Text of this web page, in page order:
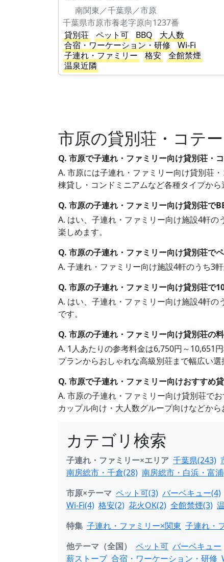
南関東／千葉県／市原
千葉県市原市養老字原向1237番
貸別荘
ペット可 BBQ
大人数
合宿・ワーケーション・研修
Wi-Fi
子連れ・ファミリー
格安
全館禁煙
温泉近隣
市原の貸別荘・コテ
Q. 市原で子連れ・ファミリー向け貸別荘・
A. 市原には子連れ・ファミリー向け貸別荘
棟貸し・コンドミニアムなど各種タイプから
Q. 市原の子連れ・ファミリー向け貸別荘で
A. はい、子連れ・ファミリー向け施設4軒
楽しめます。
Q. 市原の子連れ・ファミリー向け貸別荘で
A. 子連れ・ファミリー向け施設4軒のうち3
Q. 市原の子連れ・ファミリー向け貸別荘で
A. はい、子連れ・ファミリー向け施設4軒
です。
Q. 市原の子連れ・ファミリー向け貸別荘の
A. 1人あたりの参考料金は6,750円～10,651
プランからおしゃれな高級別荘まで幅広い
Q. 市原で子連れ・ファミリー向けおすすめ
A. 市原の子連れ・ファミリー向け貸別荘で
カップル向け・大人数グループ向けなどから
カテゴリ検索
子連れ・ファミリー×エリア 千葉県(243)
南房総市・千倉(28) 南房総市・白浜・富
市原×テーマ ペット可(3) バーベキュー(4)
Wi-Fi(4) 格安(2) 花火OK(2) 全館禁煙(3)
特集 子連れ・ファミリー×関東 子連れ・
他テーマ（全国）
ペット可 バーベキュー
薪ストーブ 合宿・ワーケーション・研修